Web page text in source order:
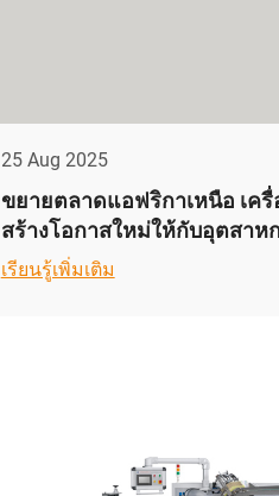
25 Aug 2025
ขยายตลาดแอฟริกาเหนือ เค
สร้างโอกาสใหม่ให้กับอุตสาห
ของอียิปต์
เรียนรู้เพิ่มเติม